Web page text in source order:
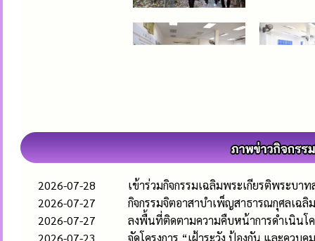
2026-07-28
เข้าร่วมกิจกรรมเฉลิมพระเกียรติพระบา
2026-07-27
กิจกรรมจิตอาสาบำเพ็ญสาธารณกุศลเฉ
2026-07-27
ลงพื้นที่ติดตามความคืบหน้าการดำเนินโ
2026-07-23
จัดโครงการ “เฝ้าระวัง ป้องกัน และคว